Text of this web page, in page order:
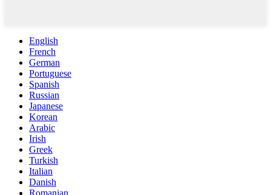
English
French
German
Portuguese
Spanish
Russian
Japanese
Korean
Arabic
Irish
Greek
Turkish
Italian
Danish
Romanian